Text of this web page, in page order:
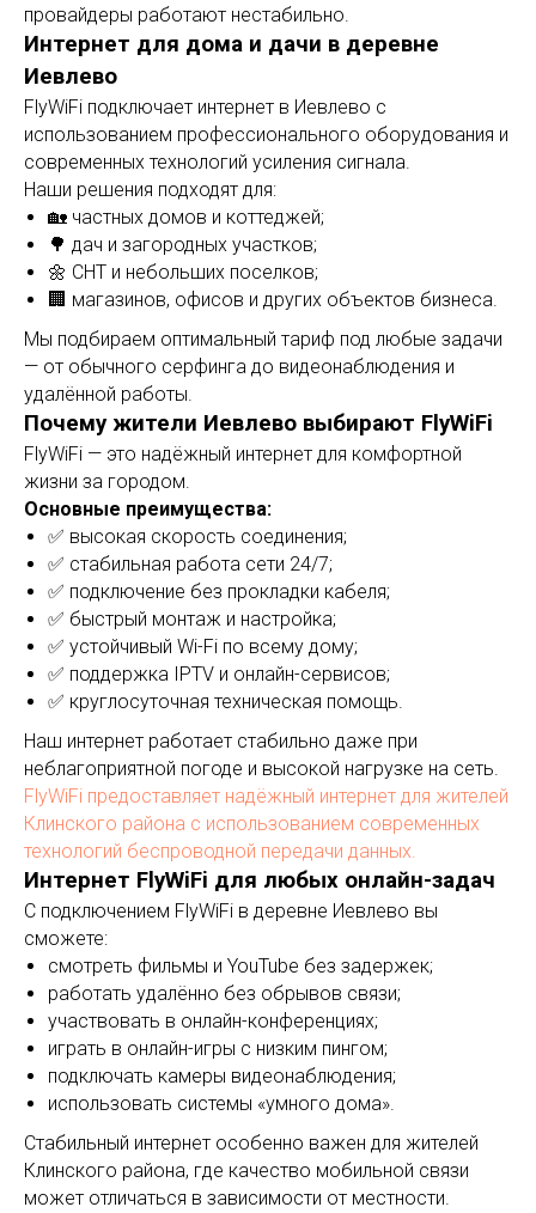
провайдеры работают нестабильно.
Интернет для дома и дачи в деревне
Иевлево
FlyWiFi подключает интернет в Иевлево с
использованием профессионального оборудования и
современных технологий усиления сигнала.
Наши решения подходят для:
🏡 частных домов и коттеджей;
🌳 дач и загородных участков;
🌼 СНТ и небольших поселков;
🏢 магазинов, офисов и других объектов бизнеса.
Мы подбираем оптимальный тариф под любые задачи
— от обычного серфинга до видеонаблюдения и
удалённой работы.
Почему жители Иевлево выбирают FlyWiFi
FlyWiFi — это надёжный интернет для комфортной
жизни за городом.
Основные преимущества:
✅ высокая скорость соединения;
✅ стабильная работа сети 24/7;
✅ подключение без прокладки кабеля;
✅ быстрый монтаж и настройка;
✅ устойчивый Wi-Fi по всему дому;
✅ поддержка IPTV и онлайн-сервисов;
✅ круглосуточная техническая помощь.
Наш интернет работает стабильно даже при
неблагоприятной погоде и высокой нагрузке на сеть.
FlyWiFi предоставляет надёжный интернет для жителей
Клинского района с использованием современных
технологий беспроводной передачи данных.
Интернет FlyWiFi для любых онлайн-задач
С подключением FlyWiFi в деревне Иевлево вы
сможете:
смотреть фильмы и YouTube без задержек;
работать удалённо без обрывов связи;
участвовать в онлайн-конференциях;
играть в онлайн-игры с низким пингом;
подключать камеры видеонаблюдения;
использовать системы «умного дома».
Стабильный интернет особенно важен для жителей
Клинского района, где качество мобильной связи
может отличаться в зависимости от местности.